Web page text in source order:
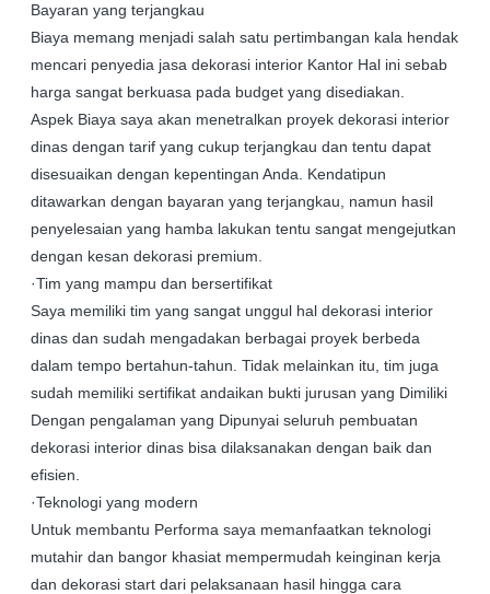
Bayaran yang terjangkau
Biaya memang menjadi salah satu pertimbangan kala hendak
mencari penyedia jasa dekorasi interior Kantor Hal ini sebab
harga sangat berkuasa pada budget yang disediakan.
Aspek Biaya saya akan menetralkan proyek dekorasi interior
dinas dengan tarif yang cukup terjangkau dan tentu dapat
disesuaikan dengan kepentingan Anda. Kendatipun
ditawarkan dengan bayaran yang terjangkau, namun hasil
penyelesaian yang hamba lakukan tentu sangat mengejutkan
dengan kesan dekorasi premium.
·Tim yang mampu dan bersertifikat
Saya memiliki tim yang sangat unggul hal dekorasi interior
dinas dan sudah mengadakan berbagai proyek berbeda
dalam tempo bertahun-tahun. Tidak melainkan itu, tim juga
sudah memiliki sertifikat andaikan bukti jurusan yang Dimiliki
Dengan pengalaman yang Dipunyai seluruh pembuatan
dekorasi interior dinas bisa dilaksanakan dengan baik dan
efisien.
·Teknologi yang modern
Untuk membantu Performa saya memanfaatkan teknologi
mutahir dan bangor khasiat mempermudah keinginan kerja
dan dekorasi start dari pelaksanaan hasil hingga cara